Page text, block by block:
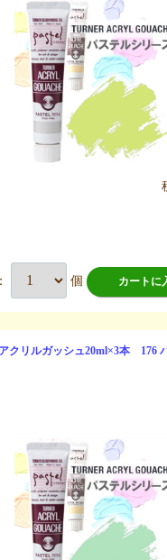
個 カートに
クリルガッシュ20ml×3本 176